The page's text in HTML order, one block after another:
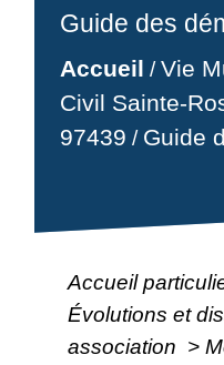
Guide des
Accueil /Vie
Civil Sainte-
97439 / Guide
Accueil
Évolutions et
association >